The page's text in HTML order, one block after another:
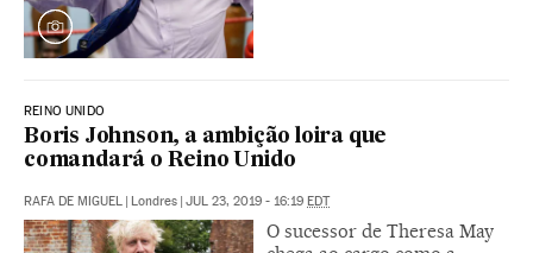
REINO UNIDO
Boris Johnson, a ambição loira que
comandará o Reino Unido
RAFA DE MIGUEL | Londres | JUL 23, 2019 - 16:19 EDT
O sucessor de Theresa May